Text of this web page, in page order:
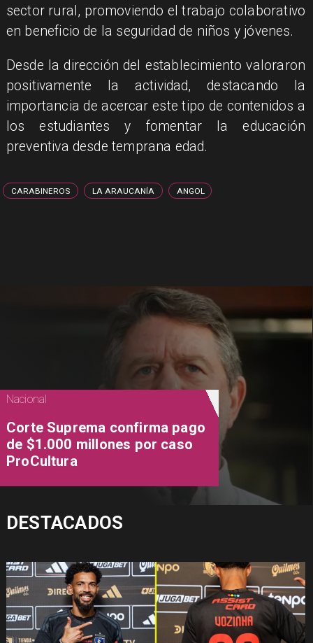
sector rural, promoviendo el trabajo colaborativo
en beneficio de la seguridad de niños y jóvenes.
​Desde la dirección del establecimiento valoraron
positivamente la actividad, destacando la
importancia de acercar este tipo de contenidos a
los estudiantes y fomentar la educación
preventiva desde temprana edad.
CARABINEROS LA ARAUCANÍA ANGOL
Nacional
Corte Suprema confirma pago
de $1.000 millones por caso
ProCultura
DESTACADOS